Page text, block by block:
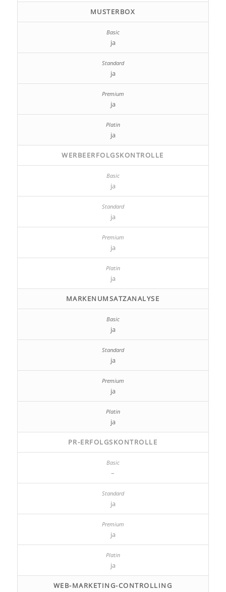
MUSTERBOX
ja
ja
ja
ja
WERBEERFOLGSKONTROLLE
ja
ja
ja
ja
MARKENUMSATZANALYSE
ja
ja
ja
ja
PR-ERFOLGSKONTROLLE
–
ja
ja
ja
WEB-MARKETING-CONTROLLING